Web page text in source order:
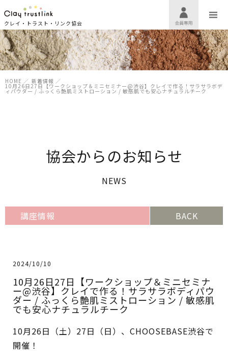
クレイ・トラスト・リンク協会
HOME ／ 新着情報 ／
10月26日27日【ワークショップ＆ミニセミナー@渋谷】クレイで作る！サラサラボデ
ィパウダー / ふっくら艶肌ミストローション / 敏感肌でも安心ナチュラルチーク
協会からのお知らせ
NEWS
講座情報 BACK
2024/10/10
10月26日27日【ワークショップ＆ミニセミナ
ー@渋谷】クレイで作る！サラサラボディパウ
ダー / ふっくら艶肌ミストローション / 敏感肌
でも安心ナチュラルチーク
10月26日（土）27日（日）、CHOOSEBASE渋谷で
開催！